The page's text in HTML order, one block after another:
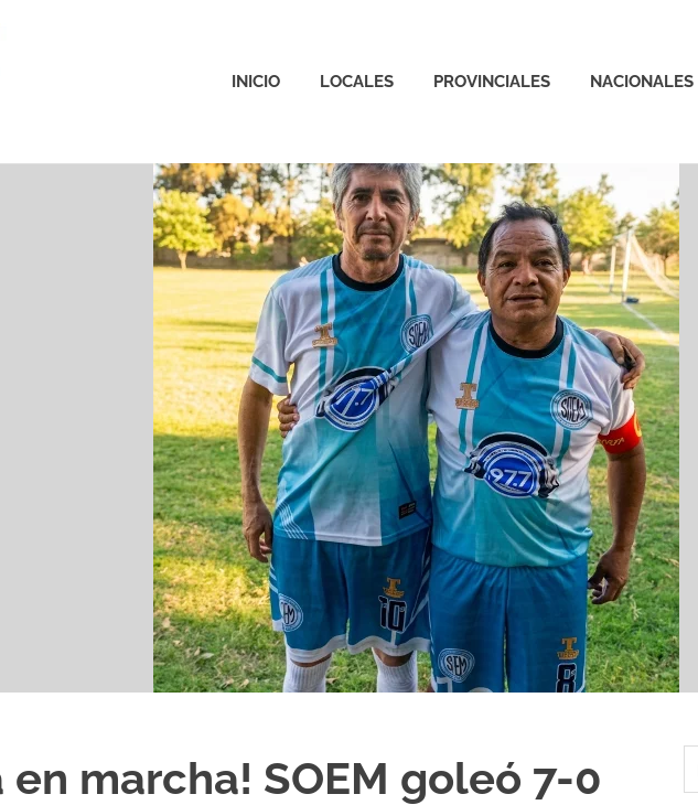
INICIO LOCALES PROVINCIALES NACIONALES
en marcha! SOEM goleó 7-0